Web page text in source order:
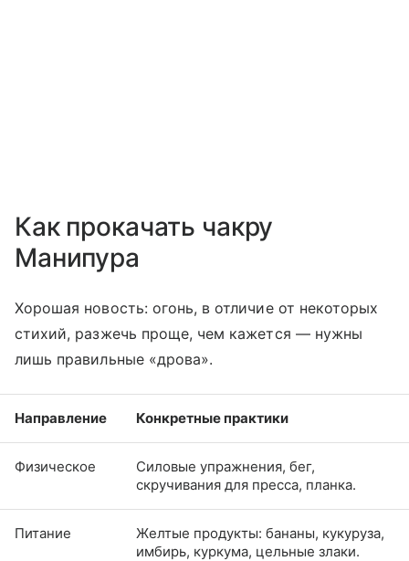
Как прокачать чакру
Манипура
Хорошая новость: огонь, в отличие от некоторых
стихий, разжечь проще, чем кажется — нужны
лишь правильные «дрова».
Направление Конкретные практики
Физическое
Силовые упражнения, бег,
скручивания для пресса, планка.
Питание
Желтые продукты: бананы, кукуруза,
имбирь, куркума, цельные злаки.